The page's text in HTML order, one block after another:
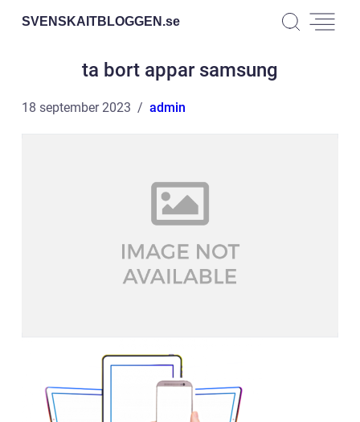
SVENSKAITBLOGGEN.se
ta bort appar samsung
18 september 2023 admin